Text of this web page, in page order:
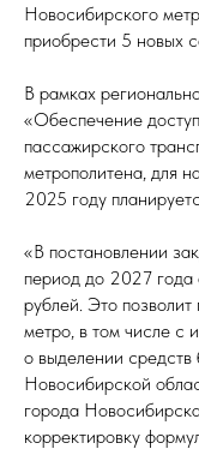
Новосибирского
приобрести 5 новых
В рамках
«Обеспечение
пассажирского
метрополитена, для
2025 году
«В постановлении
период до 2027
рублей. Это
метро, в том числе с
о выделении средств
Новосибирской
города
корректировку